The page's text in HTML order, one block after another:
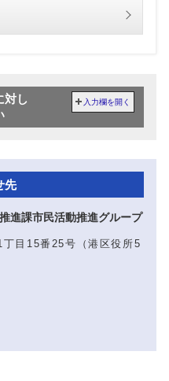
対し
入力欄を開く
先
進課市民活動推進グループ
目15番25号（港区役所5